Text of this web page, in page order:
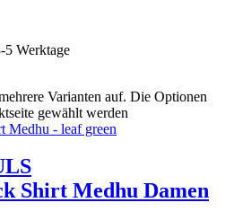
5 Werktage
Varianten auf. Die Optionen
gewählt werden
Shirt Medhu Damen